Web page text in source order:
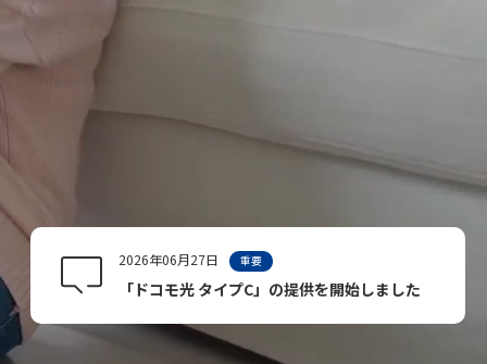
2026年06月27日 重要
「ドコモ光 タイプC」の提供を開始しました